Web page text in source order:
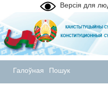
Версія для
Галоўная Пошук